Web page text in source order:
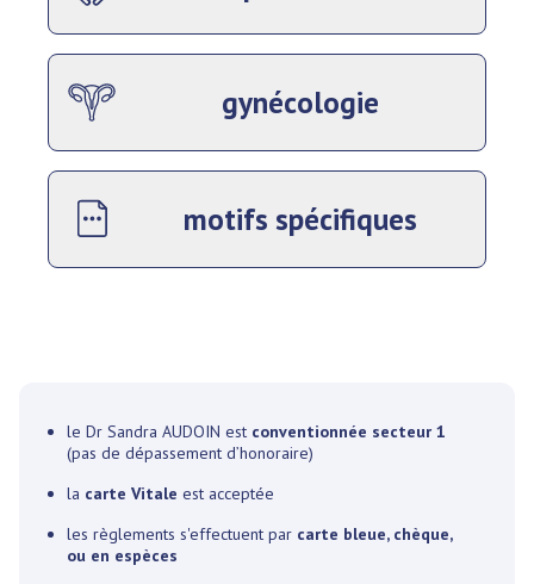
gynécologie
motifs spécifiques
le Dr Sandra AUDOIN est conventionnée secteur 1
(pas de dépassement d’honoraire)
la carte Vitale est acceptée
les règlements s'effectuent par carte bleue, chèque,
ou en espèces